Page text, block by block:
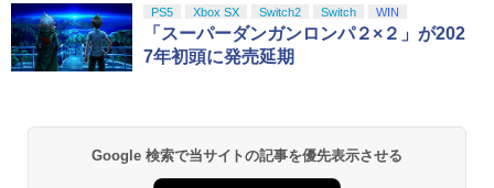
PS5 Xbox SX Switch2 Switch WIN
「スーパーダンガンロンパ２×２」が202
7年初頭に発売延期
Google 検索で当サイトの記事を優先表示させる